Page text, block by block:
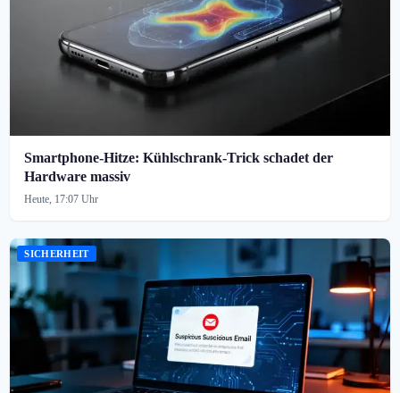
Smartphone-Hitze: Kühlschrank-Trick schadet der
Hardware massiv
Heute, 17:07 Uhr
SICHERHEIT